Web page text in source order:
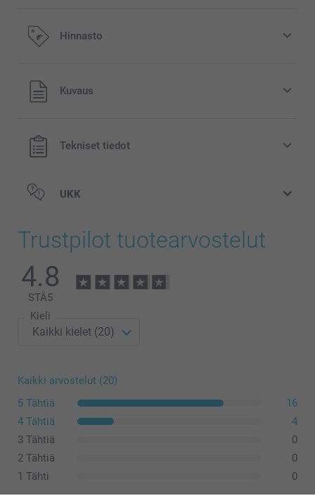
Hinnasto
Kaikki hinnat ovat euroina, sisältävät arvonlisäveron ja
eivät sisällä postikuluja.
Kuvaus
Tekniset tiedot
UKK
Trustpilot tuotearvostelut
4.8
STÄ5
Kieli
Kaikki arvostelut (20)
5 Tähtiä
16
4 Tähtiä
4
3 Tähtiä
0
2 Tähtiä
0
1 Tähti
0